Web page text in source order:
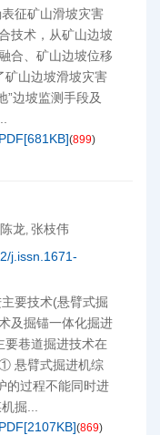
征矿山滑坡灾害
技术，从矿山边坡
合、矿山边坡位移
矿山边坡滑坡灾害
”边坡监测手段及
PDF[681KB](899)
陈龙, 张枝伟
j.issn.1671-
要技术(悬臂式掘
及掘锚一体化掘进
要巷道掘进技术在
悬臂式掘进机综
的过程不能同时进
掘...
PDF[2107KB](869)